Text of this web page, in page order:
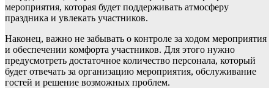
мероприятия, которая будет поддерживать атмосферу
праздника и увлекать участников.
Наконец, важно не забывать о контроле за ходом мероприятия
и обеспечении комфорта участников. Для этого нужно
предусмотреть достаточное количество персонала, который
будет отвечать за организацию мероприятия, обслуживание
гостей и решение возможных проблем.